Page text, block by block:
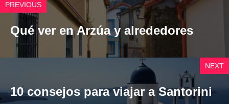
PREVIOUS
Qué ver en Arzúa y alrededores
NEXT
10 consejos para viajar a Santorini